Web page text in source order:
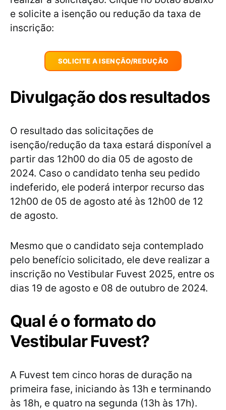
e solicite a isenção ou redução da taxa de
inscrição:
SOLICITE A ISENÇÃO/REDUÇÃO
Divulgação dos resultados
O resultado das solicitações de
isenção/redução da taxa estará disponível a
partir das 12h00 do dia 05 de agosto de
2024. Caso o candidato tenha seu pedido
indeferido, ele poderá interpor recurso das
12h00 de 05 de agosto até às 12h00 de 12
de agosto.
Mesmo que o candidato seja contemplado
pelo benefício solicitado, ele deve realizar a
inscrição no Vestibular Fuvest 2025, entre os
dias 19 de agosto e 08 de outubro de 2024.
Qual é o formato do
Vestibular Fuvest?
A Fuvest tem cinco horas de duração na
primeira fase, iniciando às 13h e terminando
às 18h, e quatro na segunda (13h às 17h).